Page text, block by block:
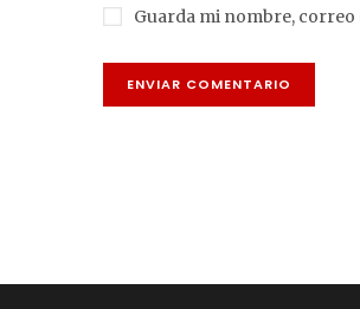
Guarda mi nombre, correo